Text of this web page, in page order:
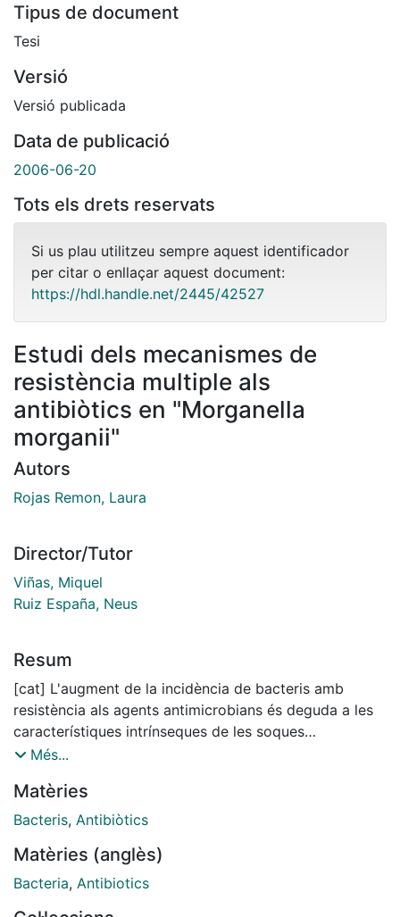
Tipus de document
Tesi
Versió
Versió publicada
Data de publicació
2006-06-20
Tots els drets reservats
Si us plau utilitzeu sempre aquest identificador
per citar o enllaçar aquest document:
https://hdl.handle.net/2445/42527
Estudi dels mecanismes de
resistència multiple als
antibiòtics en "Morganella
morganii"
Autors
Rojas Remon, Laura
Director/Tutor
Viñas, Miquel
Ruiz España, Neus
Resum
[cat] L'augment de la incidència de bacteris amb
resistència als agents antimicrobians és deguda a les
característiques intrínseques de les soques
antimicrobianes, a una pressió selectiva per l'ús
tecnològics que ha facilitat la transmissió
d'organismes resistents o de gens de resistència.
magnitud. Els bacteris presenten característiques que
poden influir poderosament en l'emergència i la
Més...
Matèries
Bacteris, Antibiòtics
Matèries (anglès)
Bacteria, Antibiotics